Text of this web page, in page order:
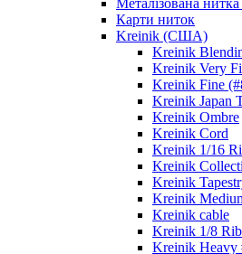
Карти ниток
Kreinik (США)
Kreinik
Kreinik Very
Kreinik Fine
Kreinik Japan
Kreinik Ombre
Kreinik Cord
Kreinik 1/16
Kreinik
Kreinik
Kreinik
Kreinik cable
Kreinik 1/8
Kreinik Heavy